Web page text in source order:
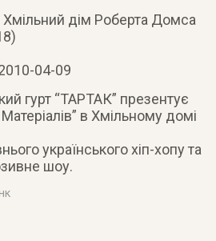
Хмільний дім Роберта Домса
04-09
гурт “ТАРТАК” презентує
в Хмільному домі
українського хіп-хопу та
шоу.